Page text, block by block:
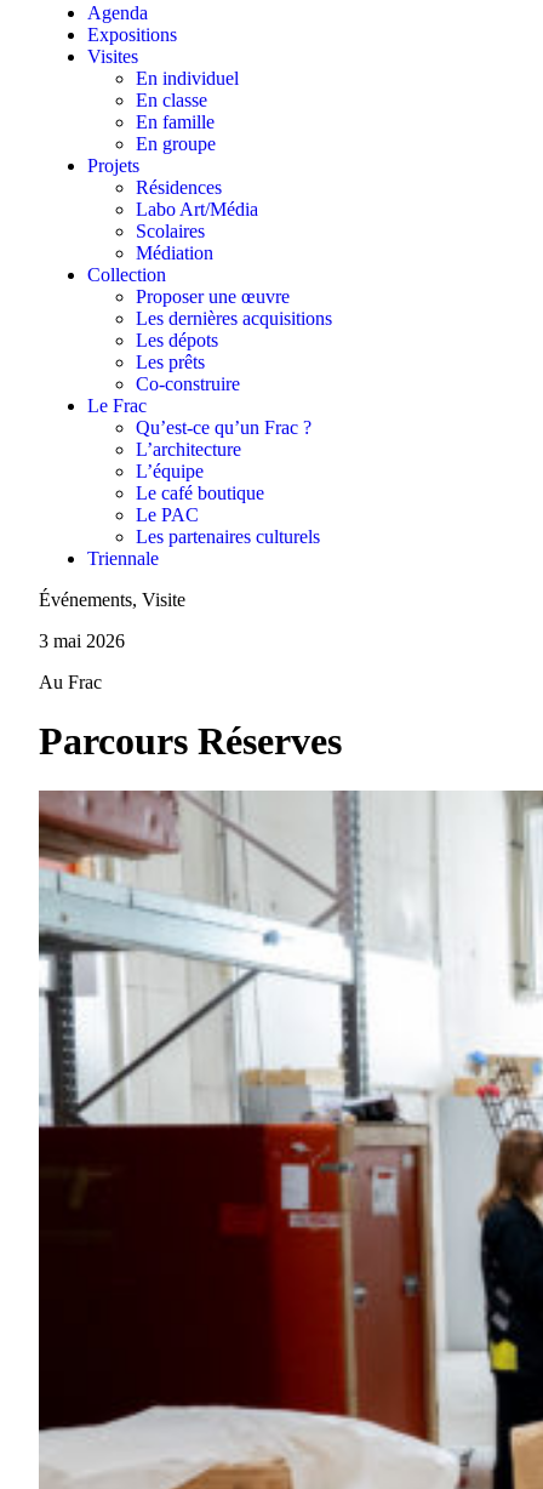
Agenda
Expositions
Visites
En individuel
En classe
En famille
En groupe
Projets
Résidences
Labo Art/Média
Scolaires
Médiation
Collection
Proposer une œuvre
Les dernières acquisitions
Les dépots
Les prêts
Co-construire
Le Frac
Qu’est-ce qu’un Frac ?
L’architecture
L’équipe
Le café boutique
Le PAC
Les partenaires culturels
Triennale
Événements, Visite
3 mai 2026
Au Frac
Parcours Réserves